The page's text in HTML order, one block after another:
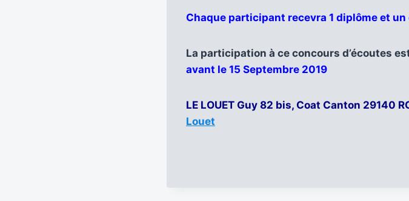
Chaque participant recevra 1 diplôme et un
La participation à ce concours d’écoutes
avant le 15 Septembre 2019
LE LOUET Guy 82 bis, Coat Canton 29140
Louet